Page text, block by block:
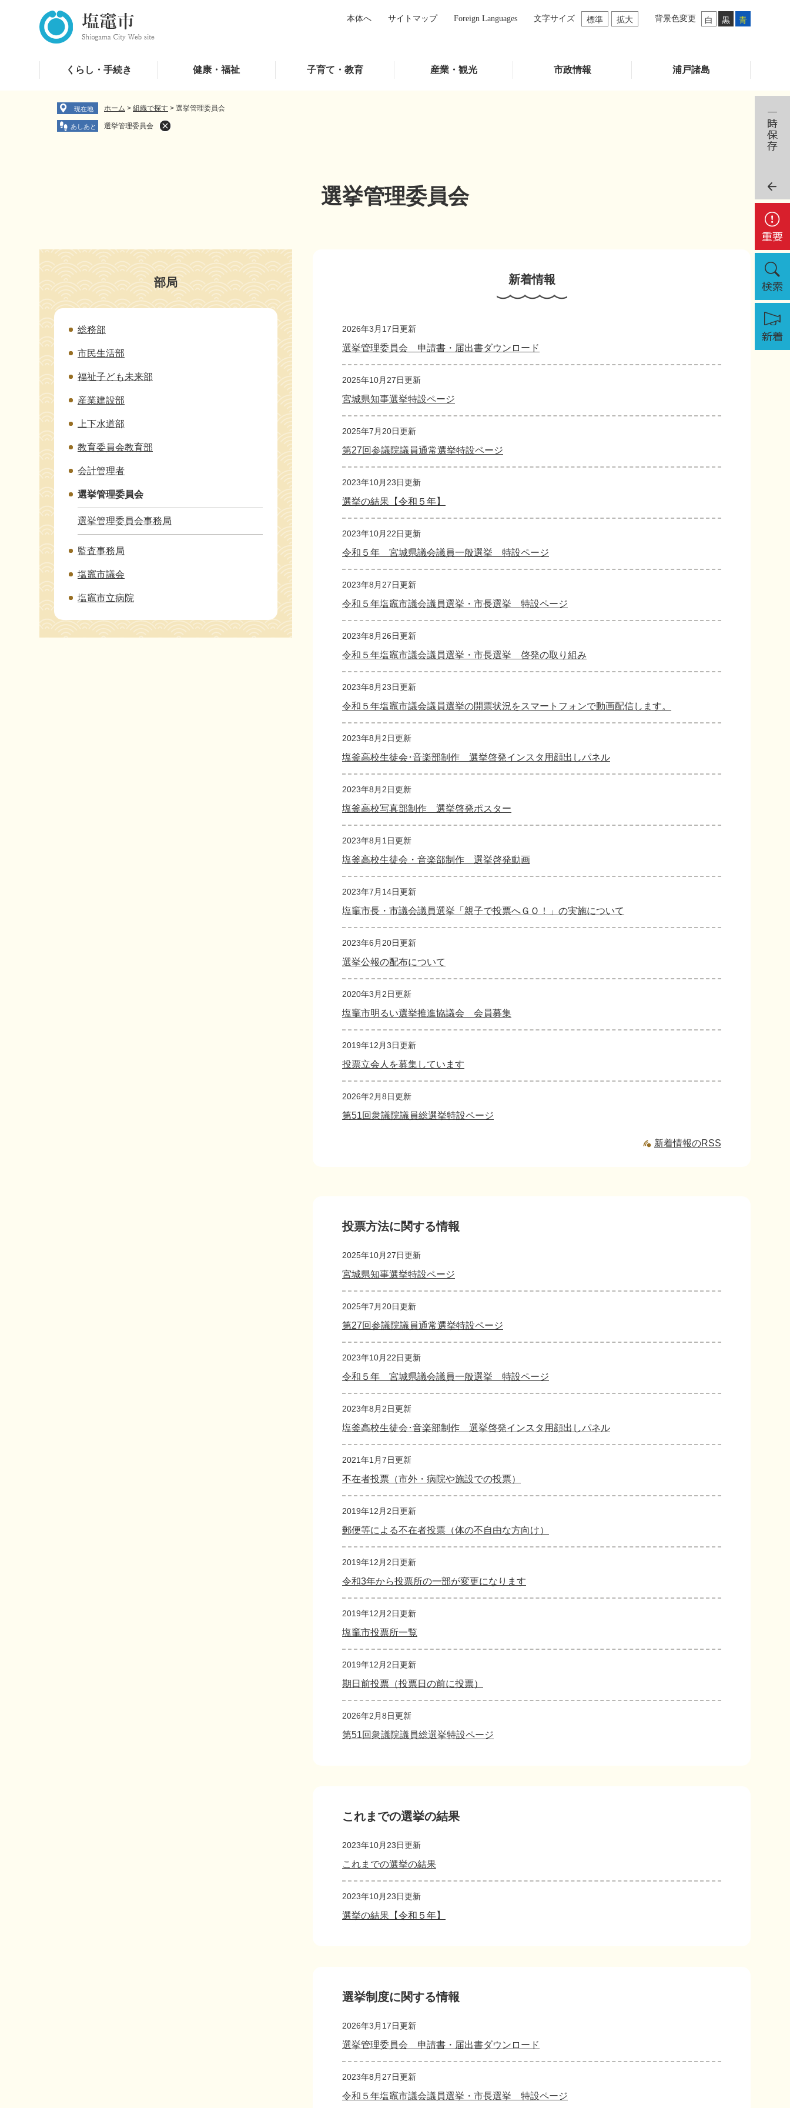
本体へ サイトマップ Foreign Languages 文字サイズ 標準 拡大 背景色変更 白 黒 青
くらし・手続き 健康・福祉 子育て・教育 産業・観光 市政情報 浦戸諸島
現在地 ホーム > 組織で探す > 選挙管理委員会
選挙管理委員会
選挙管理委員会
新着情報
2026年3月17日更新
選挙管理委員会 申請書・届出書ダウンロード
2025年10月27日更新
宮城県知事選挙特設ページ
2025年7月20日更新
第27回参議院議員通常選挙特設ページ
2023年10月23日更新
選挙の結果【令和５年】
2023年10月22日更新
令和５年 宮城県議会議員一般選挙 特設ページ
2023年8月27日更新
令和５年塩竈市議会議員選挙・市長選挙 特設ページ
2023年8月26日更新
令和５年塩竈市議会議員選挙・市長選挙 啓発の取り組み
2023年8月23日更新
令和５年塩竈市議会議員選挙の開票状況をスマートフォンで動画配信します。
2023年8月2日更新
塩釜高校生徒会･音楽部制作 選挙啓発インスタ用顔出しパネル
2023年8月2日更新
塩釜高校写真部制作 選挙啓発ポスター
2023年8月1日更新
塩釜高校生徒会・音楽部制作 選挙啓発動画
2023年7月14日更新
塩竈市長・市議会議員選挙「親子で投票へＧＯ！」の実施について
2023年6月20日更新
選挙公報の配布について
2020年3月2日更新
塩竈市明るい選挙推進協議会 会員募集
2019年12月3日更新
投票立会人を募集しています
2026年2月8日更新
第51回衆議院議員総選挙特設ページ
新着情報のRSS
投票方法に関する情報
2025年10月27日更新
宮城県知事選挙特設ページ
2025年7月20日更新
第27回参議院議員通常選挙特設ページ
2023年10月22日更新
令和５年 宮城県議会議員一般選挙 特設ページ
2023年8月2日更新
塩釜高校生徒会･音楽部制作 選挙啓発インスタ用顔出しパネル
2021年1月7日更新
不在者投票（市外・病院や施設での投票）
2019年12月2日更新
郵便等による不在者投票（体の不自由な方向け）
2019年12月2日更新
令和3年から投票所の一部が変更になります
2019年12月2日更新
塩竈市投票所一覧
2019年12月2日更新
期日前投票（投票日の前に投票）
2026年2月8日更新
第51回衆議院議員総選挙特設ページ
これまでの選挙の結果
2023年10月23日更新
これまでの選挙の結果
2023年10月23日更新
選挙の結果【令和５年】
選挙制度に関する情報
2026年3月17日更新
選挙管理委員会 申請書・届出書ダウンロード
2023年8月27日更新
令和５年塩竈市議会議員選挙・市長選挙 特設ページ
部局
総務部
市民生活部
福祉子ども未来部
産業建設部
上下水道部
教育委員会教育部
会計管理者
選挙管理委員会
選挙管理委員会事務局
監査事務局
塩竈市議会
塩竈市立病院